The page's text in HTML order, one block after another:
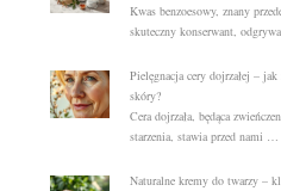
Kwas benzoesowy, znany
skuteczny konserwant,
Pielęgnacja cery dojrzałej –
skóry?
Cera dojrzała, będąca
starzenia, stawia przed nami …
Naturalne kremy do twarzy –